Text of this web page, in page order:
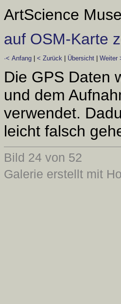
ArtScience
auf OSM-Karte
·< Anfang < Zurück Übersicht Weiter
Die GPS Daten
und dem
verwendet.
leicht falsch
Bild 24 von 52
Galerie erstellt mit